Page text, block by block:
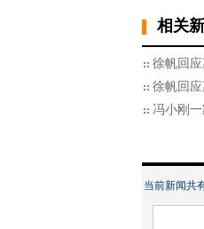
相关
徐帆回
徐帆回
冯小刚
当前新闻共